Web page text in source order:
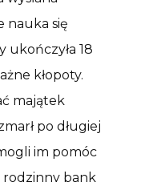
nauka się
ukończyła 18
kłopoty.
majątek
po długiej
im pomóc
rodzinny bank